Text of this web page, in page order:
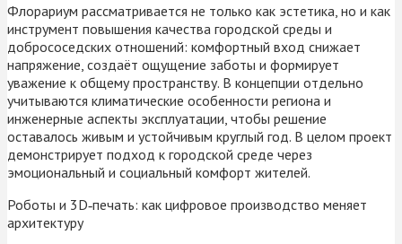
Флорариум рассматривается не только как эстетика, но и как
инструмент повышения качества городской среды и
добрососедских отношений: комфортный вход снижает
напряжение, создаёт ощущение заботы и формирует
уважение к общему пространству. В концепции отдельно
учитываются климатические особенности региона и
инженерные аспекты эксплуатации, чтобы решение
оставалось живым и устойчивым круглый год. В целом проект
демонстрирует подход к городской среде через
эмоциональный и социальный комфорт жителей.
Роботы и 3D‑печать: как цифровое производство меняет
архитектуру